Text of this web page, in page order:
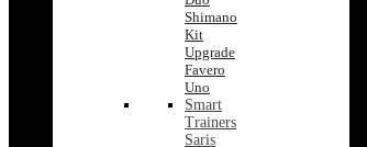
Shimano
Kit
Upgrade
Favero
Uno
Smart
Trainers
Saris